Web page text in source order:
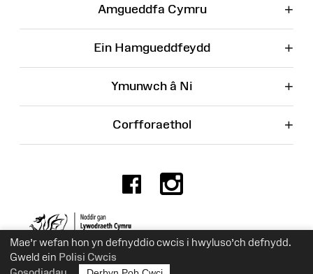
Mae’r wefan hon yn defnyddio cwcis i hwyluso’ch defnydd.
Gweld ein Polisi Cwcis
Amgueddfa Cymru +
Ein Hamgueddfeydd +
Ymunwch â Ni +
Corfforaethol +
Facebook
Rhif Elusen 525774